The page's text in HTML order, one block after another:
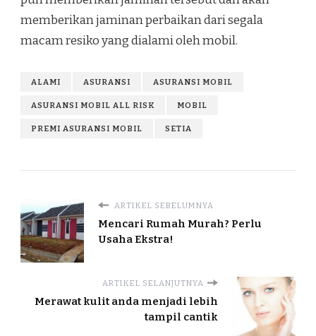
memberikan jaminan perbaikan dari segala
macam resiko yang dialami oleh mobil.
ALAMI ASURANSI ASURANSI MOBIL
ASURANSI MOBIL ALL RISK MOBIL
PREMI ASURANSI MOBIL SETIA
ARTIKEL SEBELUMNYA
Mencari Rumah Murah? Perlu
Usaha Ekstra!
ARTIKEL SELANJUTNYA
Merawat kulit anda menjadi lebih
tampil cantik